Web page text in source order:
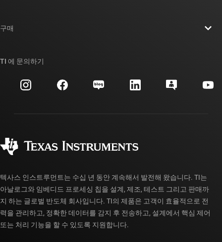
투자 관계
제조
대체품 검색
고객 지원 센터
myTI 계정 FAQ
구매
주문 FAQ
TI 에 문의하기
텍사스 인스트루먼트는 수십 년 동안 계속해서 발전해 왔습니다. TI는
아날로그와 임베디드 프로세싱 칩을 설계, 제조, 테스트 그리고 판매까
지 하는 글로벌 반도체 회사입니다. TI의 제품은 고객이 효율적으로 전
력을 관리하고, 정확한 데이터를 감지 후 전송하고, 설계에서 핵심 제어
또는 처리 기능을 할 수 있도록 지원합니다.